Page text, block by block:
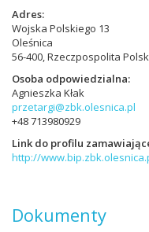
Adres
Wojska Polskiego 13
Oleśnica
56-400, Rzeczpospolita
Osoba odpowiedzialna
Agnieszka Kłak
przetargi@zbk.olesnica.pl
+48 713980929
Link do profilu
http://
Dokumenty